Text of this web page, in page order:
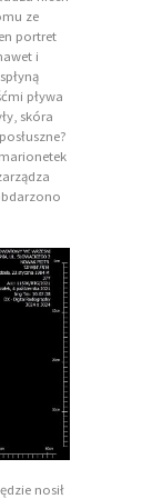
ze
portret
i
pływa
skóra
nosił